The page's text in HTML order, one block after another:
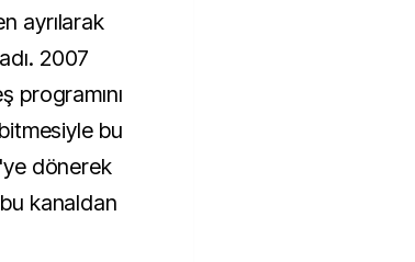
ayrılarak
2007
programını
bu
dönerek
kanaldan